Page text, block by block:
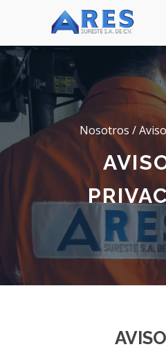
Nosotros /